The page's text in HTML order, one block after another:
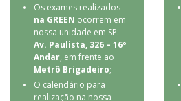
Os exames realizados
na GREEN ocorrem em
nossa unidade em SP:
Av. Paulista, 326 – 16º
Andar, em frente ao
Metrô Brigadeiro;
O calendário para
realização na nossa